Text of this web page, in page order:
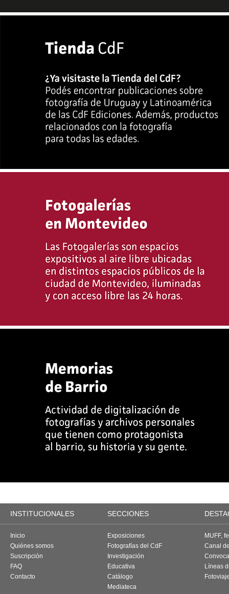
INSTITUCIONALES SECCIONES
Inicio
Quiénes somos
Suscripción
FAQ
Contacto
Exposiciones
Fotografías del CdF
Investigación
Educativa
Catálogo
Mediateca
MUFF,
Canal
Líneas